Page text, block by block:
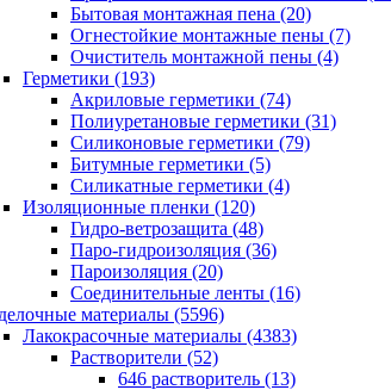
Бытовая монтажная пена (20)
Огнестойкие монтажные пены (7)
Очиститель монтажной пены (4)
Герметики (193)
Акриловые герметики (74)
Полиуретановые герметики (31)
Силиконовые герметики (79)
Битумные герметики (5)
Силикатные герметики (4)
Изоляционные пленки (120)
Гидро-ветрозащита (48)
Паро-гидроизоляция (36)
Пароизоляция (20)
Соединительные ленты (16)
материалы (5596)
Лакокрасочные материалы (4383)
Растворители (52)
646 растворитель (13)